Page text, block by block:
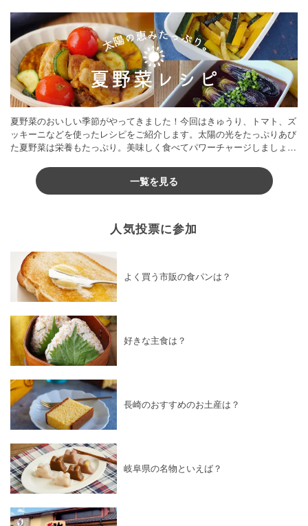
夏野菜のおいしい季節がやってきました！今回はきゅうり、トマト、ズ
ッキーニなどを使ったレシピをご紹介します。太陽の光をたっぷりあび
た夏野菜は栄養もたっぷり。美味しく食べてパワーチャージしましょう
一覧を見る
人気投票に参加
よく買う市販の食パンは？
好きな主食は？
長崎のおすすめのお土産は？
岐阜県の名物といえば？